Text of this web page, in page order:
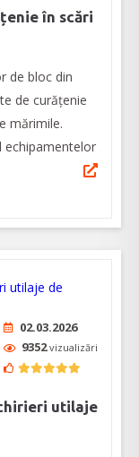
în scări
de bloc din
de curăţenie
mărimile.
echipamentelor
02.03.2026
9352vizualizări
utilaje